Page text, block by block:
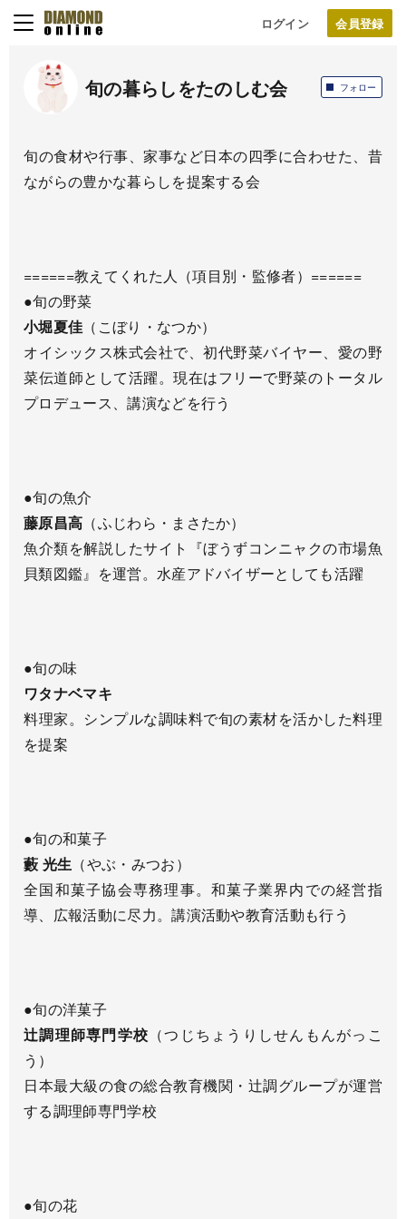
ログイン
フォロー
旬の暮らしをたのしむ会
旬の食材や行事、家事など日本の四季に合わせた、昔
ながらの豊かな暮らしを提案する会
======教えてくれた人（項目別・監修者）======
●旬の野菜
小堀夏佳 （こぼり・なつか）
オイシックス株式会社で、初代野菜バイヤー、愛の野
菜伝道師として活躍。現在はフリーで野菜のトータル
プロデュース、講演などを行う
●旬の魚介
藤原昌高 （ふじわら・まさたか）
魚介類を解説したサイト『ぼうずコンニャクの市場魚
貝類図鑑』を運営。水産アドバイザーとしても活躍
●旬の味
ワタナベマキ
料理家。シンプルな調味料で旬の素材を活かした料理
を提案
●旬の和菓子
藪 光生 （やぶ・みつお）
全国和菓子協会専務理事。和菓子業界内での経営指
導、広報活動に尽力。講演活動や教育活動も行う
●旬の洋菓子
辻調理師専門学校 （つじちょうりしせんもんがっこ
う）
日本最大級の食の総合教育機関・辻調グループが運営
する調理師専門学校
●旬の花